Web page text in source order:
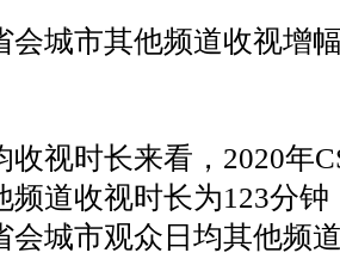
城市其他频道收视增幅
时长来看，2020年
频道收视时长为123分钟
会城市观众日均其他频